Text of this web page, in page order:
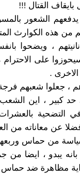
بايقاف القتال !!!
الشعور
من هذه الكوارث
، ويضحوا
على
.
، جعلوا شعبهم
حد كبير ، اين
التضحية
عن معاناته من
من حماس وربعها
يبدو ، ايضا من
مظاهرة ضد حماس